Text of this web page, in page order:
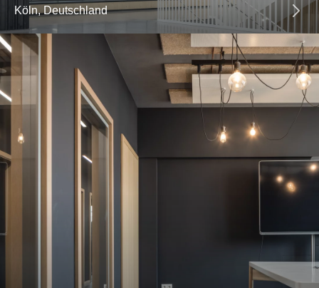
Köln, Deutschland